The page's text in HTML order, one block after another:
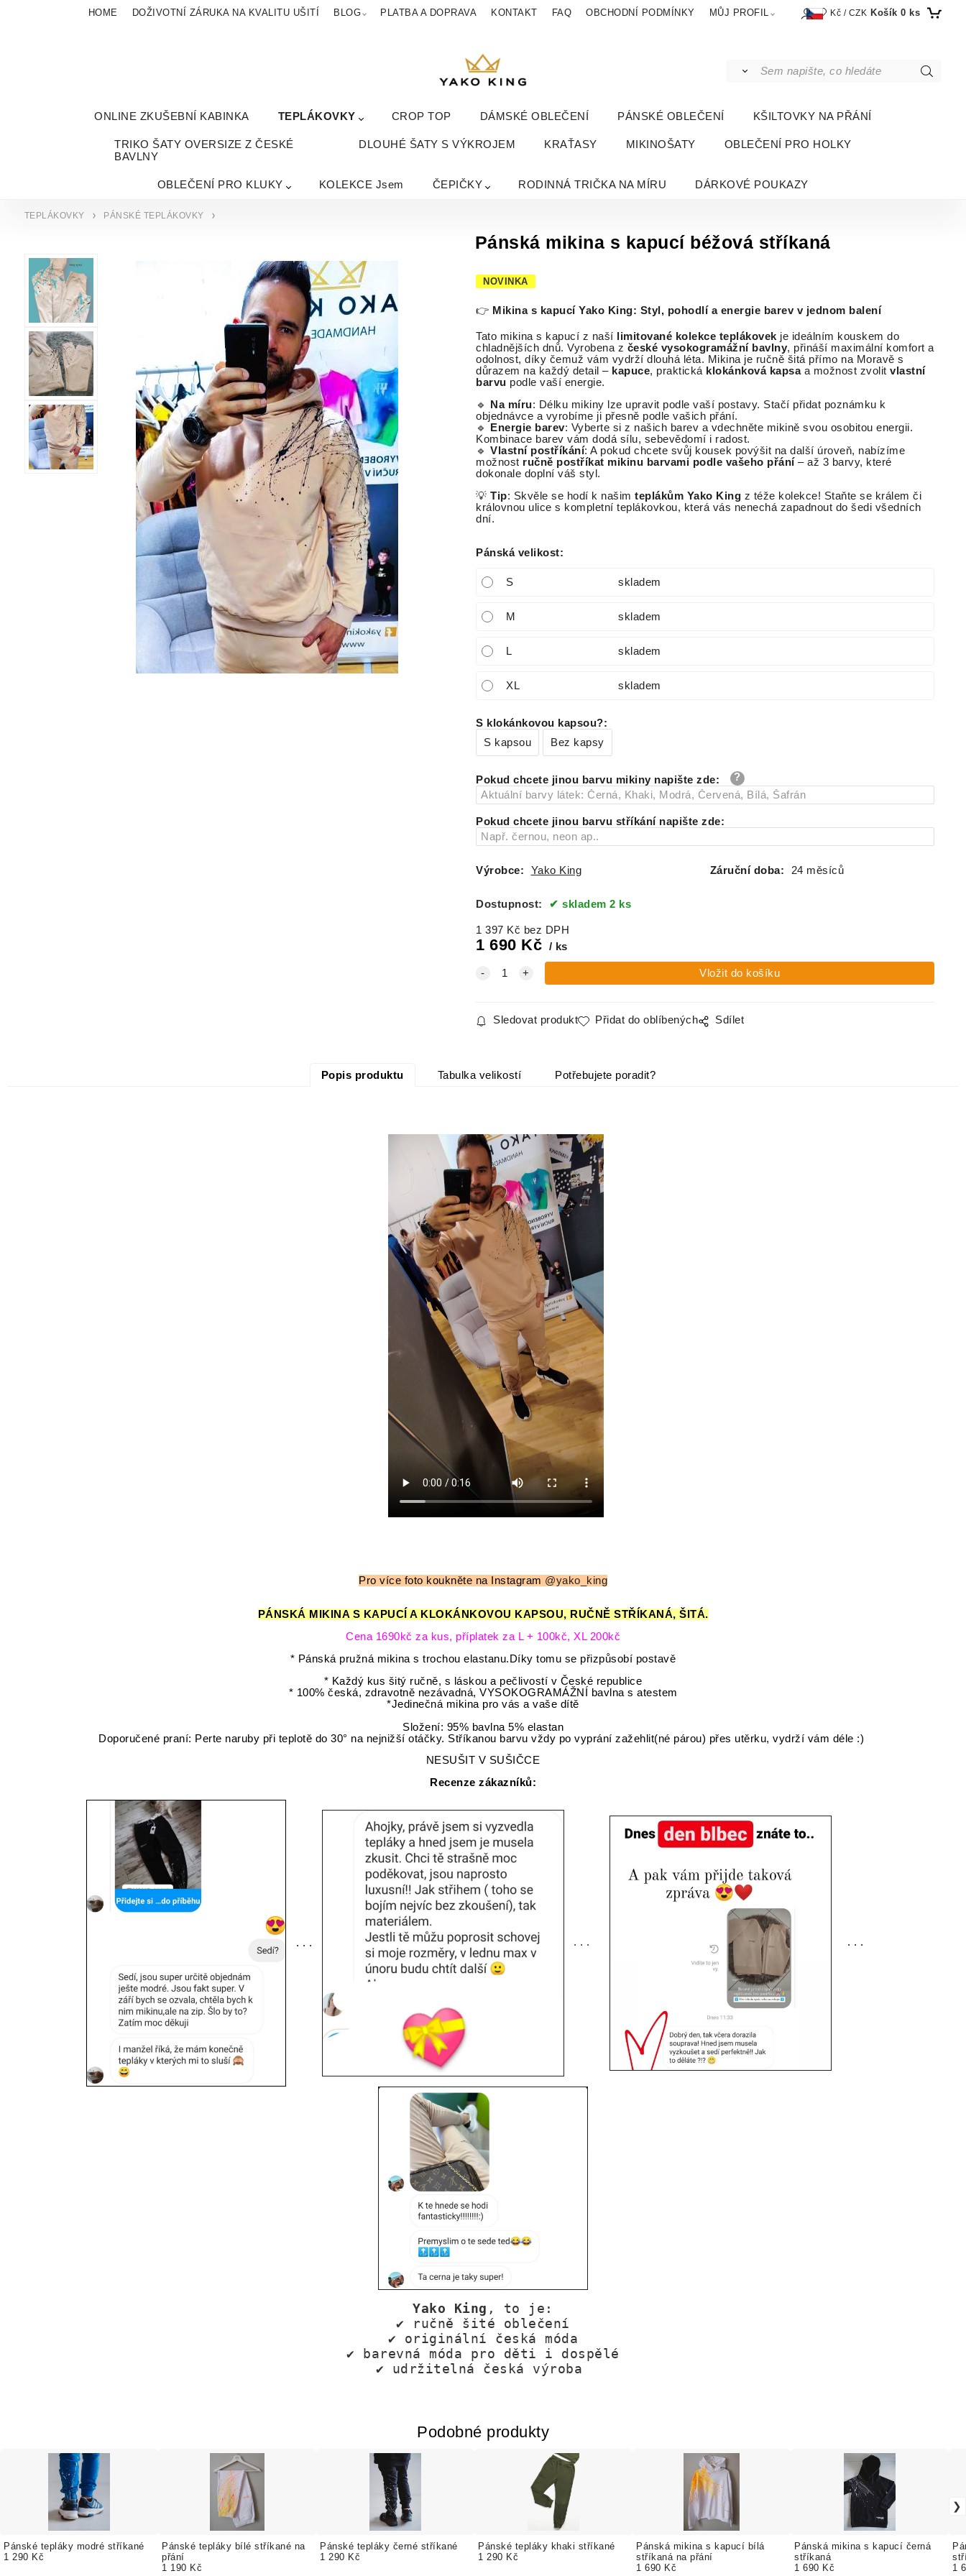
HOME DOŽIVOTNÍ ZÁRUKA NA KVALITU UŠITÍ BLOG PLATBA A DOPRAVA KONTAKT FAQ OBCHODNÍ PODMÍNKY MŮJ PROFIL Kč / CZK Košík 0 ks
ONLINE ZKUŠEBNÍ KABINKA TEPLÁKOVKY CROP TOP DÁMSKÉ OBLEČENÍ PÁNSKÉ OBLEČENÍ KŠILTOVKY NA PŘÁNÍ
TRIKO ŠATY OVERSIZE Z ČESKÉ
BAVLNY
DLOUHÉ ŠATY S VÝKROJEM KRAŤASY MIKINOŠATY OBLEČENÍ PRO HOLKY
OBLEČENÍ PRO KLUKY KOLEKCE Jsem ČEPIČKY RODINNÁ TRIČKA NA MÍRU DÁRKOVÉ POUKAZY
TEPLÁKOVKY PÁNSKÉ TEPLÁKOVKY
Pánská mikina s kapucí béžová stříkaná
NOVINKA
👉 Mikina s kapucí Yako King: Styl, pohodlí a energie barev v jednom balení
Tato mikina s kapucí z naší limitované kolekce teplákovek je ideálním kouskem do
chladnějších dnů. Vyrobena z české vysokogramážní bavlny, přináší maximální komfort a
odolnost, díky čemuž vám vydrží dlouhá léta. Mikina je ručně šitá přímo na Moravě s
důrazem na každý detail – kapuce, praktická klokánková kapsaa možnost zvolit vlastní
barvu podle vaší energie.
🔹
Na míru: Délku mikiny lze upravit podle vaší postavy. Stačí přidat poznámku k
objednávce a vyrobíme ji přesně podle vašich přání.
🔹
Energie barev: Vyberte si z našich barev a vdechněte mikině svou osobitou energii.
Kombinace barev vám dodá sílu, sebevědomí i radost.
🔹 Vlastní postříkání: A pokud chcete svůj kousek povýšit na další úroveň, nabízíme
možnost ručně postříkat mikinu barvami podle vašeho přání – až 3 barvy, které
dokonale doplní váš styl.
💡 Tip: Skvěle se hodí k našim teplákům Yako King z téže kolekce! Staňte se králem či
královnou ulice s kompletní teplákovkou, která vás nenechá zapadnout do šedi všedních
dní.
Pánská velikost:
S skladem
M skladem
L skladem
XL skladem
S klokánkovou kapsou?:
S kapsou
Bez kapsy
Pokud chcete jinou barvu mikiny napište zde:
Pokud chcete jinou barvu stříkání napište zde:
Výrobce: Yako King Záruční doba: 24 měsíců
Dostupnost: skladem 2 ks
1 397 Kč bez DPH
1 690 Kč ks
Sledovat produkt Přidat do oblíbených Sdílet
Popis produktu Tabulka velikostí Potřebujete poradit?
Pro více foto koukněte na Instagram @yako_king
PÁNSKÁ MIKINA S KAPUCÍ A KLOKÁNKOVOU KAPSOU, RUČNĚ STŘÍKANÁ, ŠITÁ.
Cena 1690kč za kus, příplatek za L + 100kč, XL 200kč
* Pánská pružná mikina s trochou elastanu.Díky tomu se přizpůsobí postavě
* Každý kus šitý ručně, s láskou a pečlivostí v České republice
* 100% česká, zdravotně nezávadná, VYSOKOGRAMÁŽNÍ bavlna s atestem
*Jedinečná mikina pro vás a vaše dítě
Složení: 95% bavlna 5% elastan
Doporučené praní: Perte naruby při teplotě do 30° na nejnižší otáčky. Stříkanou barvu vždy po vyprání zažehlit(né párou) přes utěrku, vydrží vám déle :)
NESUŠIT V SUŠIČCE
Recenze zákazníků:
. . . . . . . . .
Yako King , to je:
✔
ručně šité oblečení
✔ originální česká móda
✔ barevná móda pro děti i dospělé
✔ udržitelná česká výroba
Podobné produkty
Pánské tepláky modré stříkané
1 290 Kč
Pánské tepláky bílé stříkané na
přání
1 190 Kč
Pánské tepláky černé stříkané
1 290 Kč
Pánské tepláky khaki stříkané
1 290 Kč
Pánská mikina s kapucí bílá
stříkaná na přání
1 690 Kč
Pánská mikina s kapucí černá
stříkaná
1 690 Kč
1